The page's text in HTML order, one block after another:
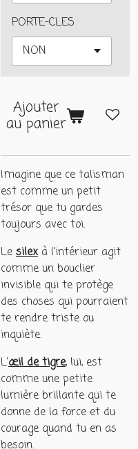
PORTE-CLES
Ajouter
au panier
Imagine que ce talisman
est comme un petit
trésor que tu gardes
toujours avec toi.
Le silex à l'intérieur agit
comme un bouclier
invisible qui te protège
des choses qui pourraient
te rendre triste ou
inquiète.
L'œil de tigre, lui, est
comme une petite
lumière brillante qui te
donne de la force et du
courage quand tu en as
besoin.